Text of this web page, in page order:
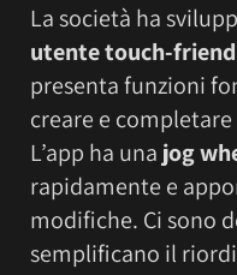
La società ha
utente touch-
presenta funzioni
creare e
L’app ha una jog
rapidamente e
modifiche. Ci sono
semplificano il